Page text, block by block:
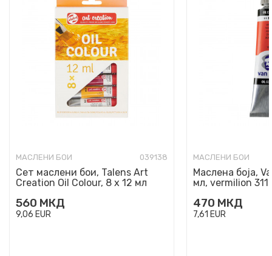
МАСЛЕНИ БОИ 039138
Сет маслени бои, Talens Art
Creation Oil Colour, 8 x 12 мл
560 МКД
9,06 EUR
МАСЛЕНИ БОИ
Маслена боја,
мл, vermilion 311
470 МКД
7,61 EUR